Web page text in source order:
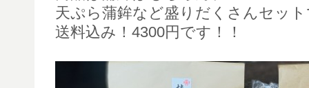
天ぷら蒲鉾など盛りだくさんセッ
送料込み！4300円です！！